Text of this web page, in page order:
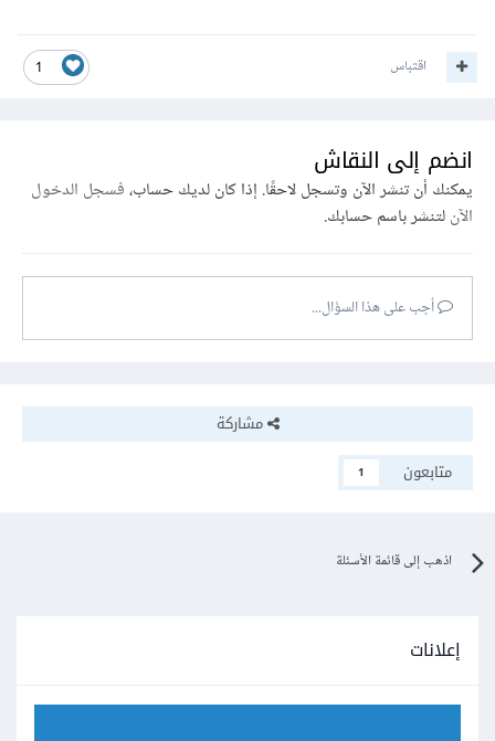
1 اقتباس
انضم إلى النقاش
يمكنك أن تنشر الآن وتسجل لاحقًا. إذا كان لديك حساب،فسجل الدخول
الآنلتنشر باسم حسابك.
أجب على هذا السؤال...
مشاركة
متابعون
1
اذهب إلى قائمة الأسئلة
إعلانات